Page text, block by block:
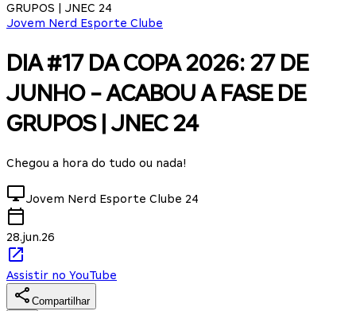
GRUPOS | JNEC 24
Jovem Nerd Esporte Clube
DIA #17 DA COPA 2026: 27 DE
JUNHO - ACABOU A FASE DE
GRUPOS | JNEC 24
Chegou a hora do tudo ou nada!
Jovem Nerd Esporte Clube 24
28.jun.26
Assistir no YouTube
Compartilhar